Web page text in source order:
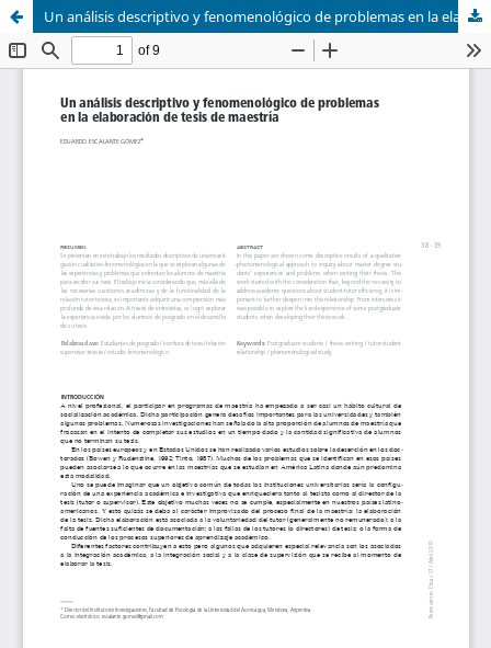
Un análisis descriptivo y fenomenológico de problemas en la elaboración de tesis de maestría